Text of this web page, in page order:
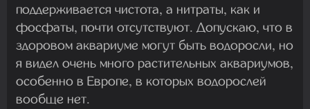
поддерживается чистота, а нитраты, как и
фосфаты, почти отсутствуют. Допускаю, что в
здоровом аквариуме могут быть водоросли, но
я видел очень много растительных аквариумов,
особенно в Европе, в которых водорослей
вообще нет.